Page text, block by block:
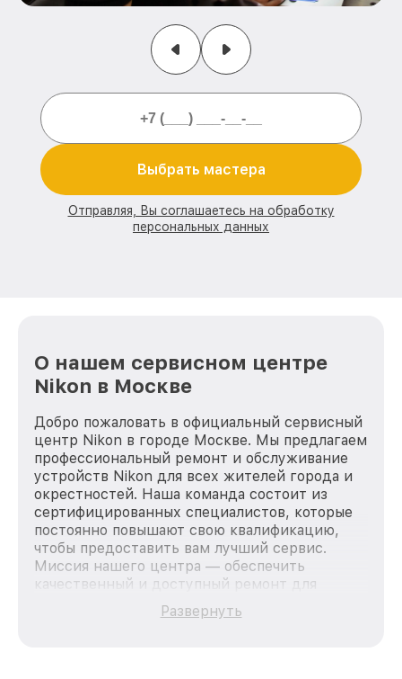
Выбрать мастера
Отправляя, Вы соглашаетесь на обработку
персональных данных
О нашем сервисном центре
Nikon в Москве
Добро пожаловать в официальный сервисный
центр Nikon в городе Москве. Мы предлагаем
профессиональный ремонт и обслуживание
устройств Nikon для всех жителей города и
окрестностей. Наша команда состоит из
сертифицированных специалистов, которые
постоянно повышают свою квалификацию,
чтобы предоставить вам лучший сервис.
Миссия нашего центра — обеспечить
качественный и доступный ремонт для
каждого пользователя продукции Nikon, вне
зависимости от сложности поломки. Мы
Развернуть